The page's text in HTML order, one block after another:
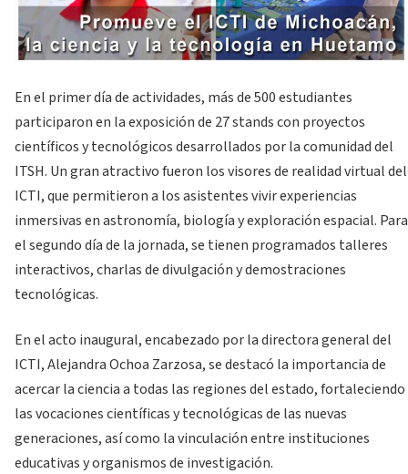
En el primer día de actividades, más de 500 estudiantes
participaron en la exposición de 27 stands con proyectos
científicos y tecnológicos desarrollados por la comunidad del
ITSH. Un gran atractivo fueron los visores de realidad virtual del
ICTI, que permitieron a los asistentes vivir experiencias
inmersivas en astronomía, biología y exploración espacial. Para
el segundo día de la jornada, se tienen programados talleres
interactivos, charlas de divulgación y demostraciones
tecnológicas.
En el acto inaugural, encabezado por la directora general del
ICTI, Alejandra Ochoa Zarzosa, se destacó la importancia de
acercar la ciencia a todas las regiones del estado, fortaleciendo
las vocaciones científicas y tecnológicas de las nuevas
generaciones, así como la vinculación entre instituciones
educativas y organismos de investigación.